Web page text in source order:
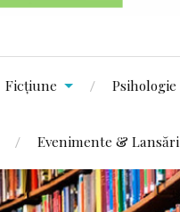
Ficțiune Psihologie
Evenimente & Lansări